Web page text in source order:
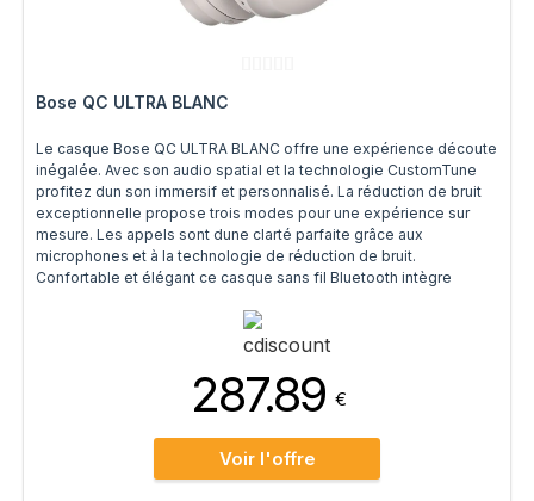
Bose QC ULTRA BLANC
Le casque Bose QC ULTRA BLANC offre une expérience découte
inégalée. Avec son audio spatial et la technologie CustomTune
profitez dun son immersif et personnalisé. La réduction de bruit
exceptionnelle propose trois modes pour une expérience sur
mesure. Les appels sont dune clarté parfaite grâce aux
microphones et à la technologie de réduction de bruit.
Confortable et élégant ce casque sans fil Bluetooth intègre
287.89€
Voir l'offre